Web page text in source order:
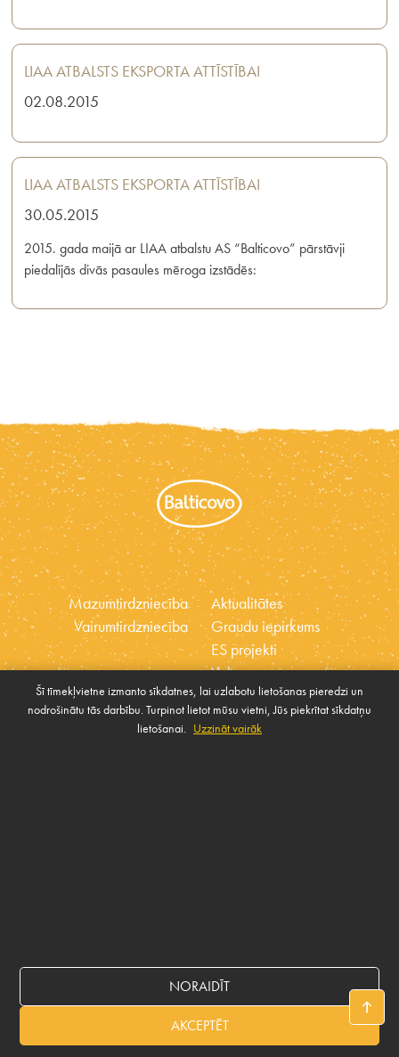
LIAA ATBALSTS EKSPORTA ATTĪSTĪBAI
02.08.2015
LIAA ATBALSTS EKSPORTA ATTĪSTĪBAI
30.05.2015
2015. gada maijā ar LIAA atbalstu AS “Balticovo” pārstāvji
piedalījās divās pasaules mēroga izstādēs:
Mazumtirdzniecība
Vairumtirdzniecība
Sīkdatnes
Aktualitātes
Graudu iepirkums
ES projekti
Vakances
Ētikas kodekss
Sabiedrības atbalsta
© 2026 BALTICOVO
Šī tīmekļvietne izmanto sīkdatnes, lai uzlabotu lietošanas pieredzi un
nodrošinātu tās darbību. Turpinot lietot mūsu vietni, Jūs piekrītat sīkdatņu
lietošanai. Uzzināt vairāk
NORAIDĪT
AKCEPTĒT